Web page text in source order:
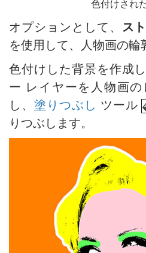
色付けされ
オプションとして、 ス
を使用して、人物画の輪
色付けした背景を作成
ー レイヤーを人物画
し、 塗りつぶし ツール
りつぶします。